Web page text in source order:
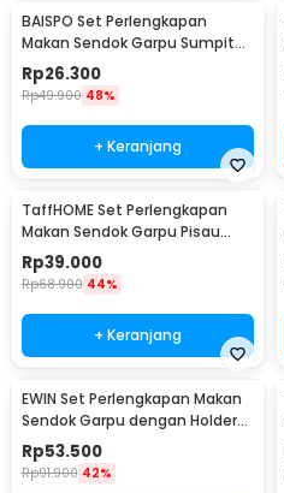
BAISPO Set Perlengkapan
Makan Sendok Garpu Sumpit
Bambu Cutlery Set Winding -
EA025
Rp26.300
Rp49.900 48%
+ Keranjang
TaffHOME Set Perlengkapan
Makan Sendok Garpu Pisau
Sumpit 8 PCS - EA02300
Rp39.000
Rp68.900 44%
+ Keranjang
EWIN Set Perlengkapan Makan
Sendok Garpu dengan Holder
Angsa Swan Rack - NP311
Rp53.500
Rp91.900 42%